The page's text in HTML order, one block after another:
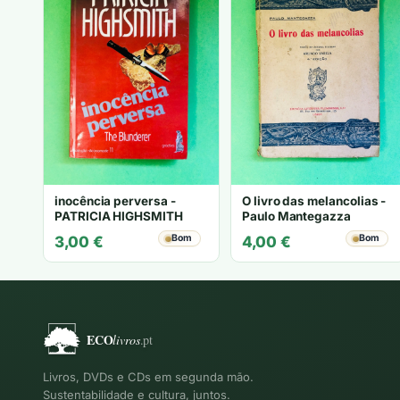
inocência perversa -
PATRICIA HIGHSMITH
3,00 € Bom
O livro das melancolias -
Paulo Mantegazza
4,00 € Bom
Livros, DVDs e CDs em segunda mão.
Sustentabilidade e cultura, juntos.